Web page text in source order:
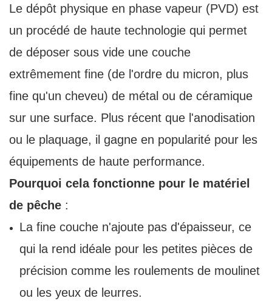
Le dépôt physique en phase vapeur (PVD) est
un procédé de haute technologie qui permet
de déposer sous vide une couche
extrêmement fine (de l'ordre du micron, plus
fine qu'un cheveu) de métal ou de céramique
sur une surface. Plus récent que l'anodisation
ou le plaquage, il gagne en popularité pour les
équipements de haute performance.
Pourquoi cela fonctionne pour le matériel
de pêche :
La fine couche n'ajoute pas d'épaisseur, ce
qui la rend idéale pour les petites pièces de
précision comme les roulements de moulinet
ou les yeux de leurres.